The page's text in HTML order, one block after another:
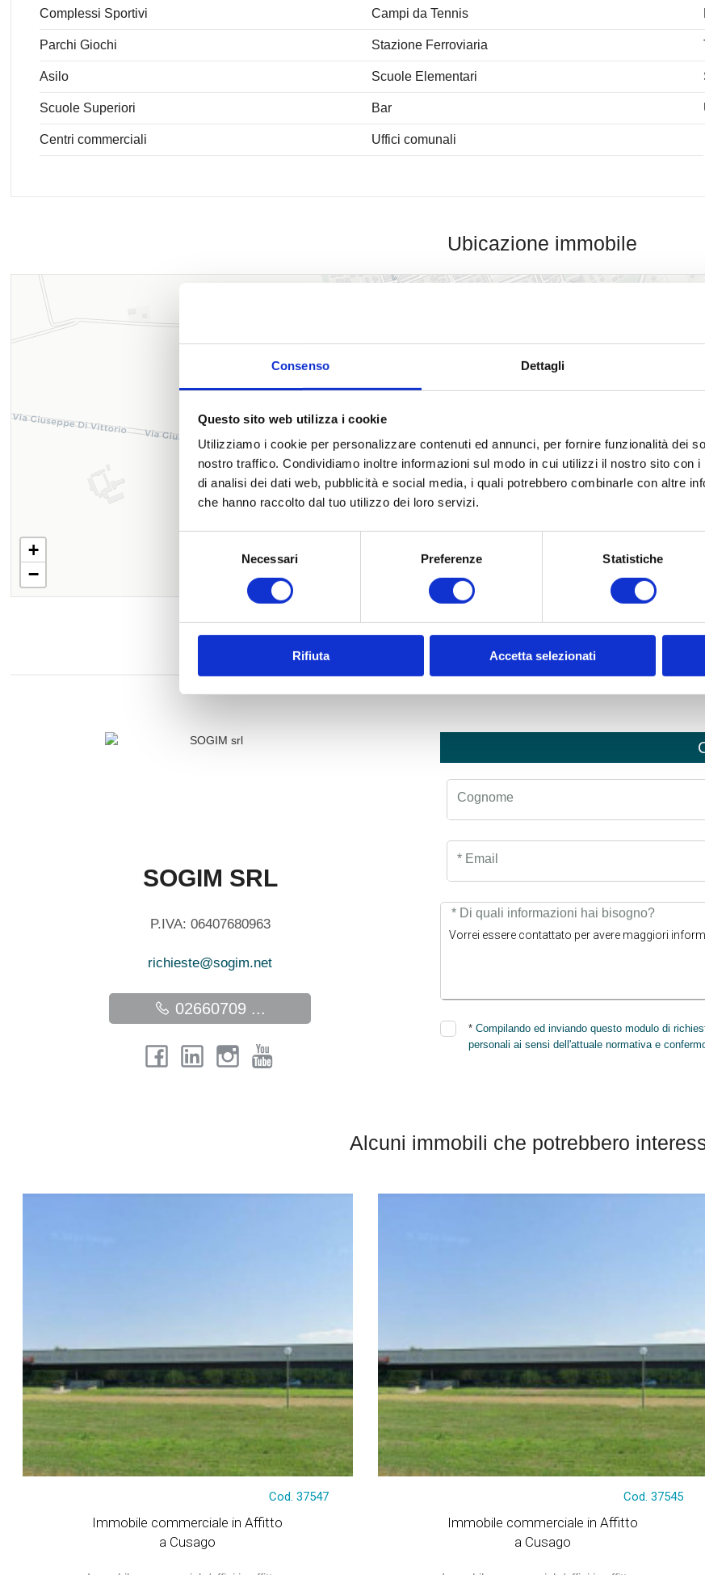
Consenso Dettagli
Questo sito web utilizza i cookie
Utilizziamo i cookie per personalizzare contenuti ed annunci, per fornire funzionalità dei
nostro traffico. Condividiamo inoltre informazioni sul modo in cui utilizzi il nostro sito con
di analisi dei dati web, pubblicità e social media, i quali potrebbero combinarle con altre
che hanno raccolto dal tuo utilizzo dei loro servizi.
Necessari Preferenze Statistiche
Rifiuta Accetta selezionati
Complessi Sportivi Campi da Tennis
Parchi Giochi Stazione Ferroviaria
Asilo Scuole Elementari
Scuole Superiori Bar
Centri commerciali Uffici comunali
Ubicazione immobile
+
−
SOGIM SRL
P.IVA: 06407680963
richieste@sogim.net
02660709 ...
Cognome
* Email
* Di quali informazioni hai bisogno?
*Compilando ed inviando questo modulo di
personali ai sensi dell'attuale normativa e
Alcuni immobili che potrebbero
Cod. 37547
Immobile commerciale in Affitto
a Cusago
Cod. 37545
Immobile commerciale in Affitto
a Cusago